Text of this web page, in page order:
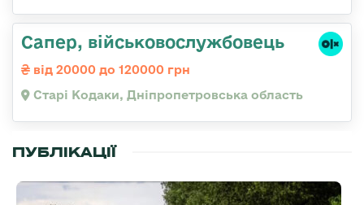
Сапер, військовослужбовець
від 20000 до 120000 грн
Старі Кодаки, Дніпропетровська область
ПУБЛІКАЦІЇ